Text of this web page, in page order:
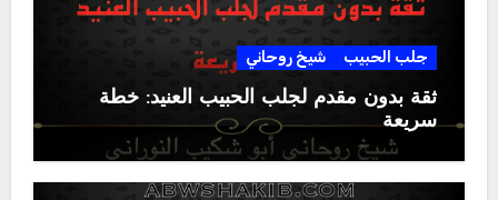
جلب الحبيب شيخ روحاني
ثقة بدون مقدم لجلب الحبيب العنيد: خطة
سريعة